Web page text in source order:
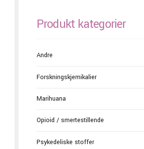
Produkt kategorier
Andre
Forskningskjemikalier
Marihuana
Opioid / smertestillende
Psykedeliske stoffer